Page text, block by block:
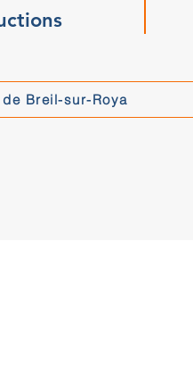
Breil-sur-Roya